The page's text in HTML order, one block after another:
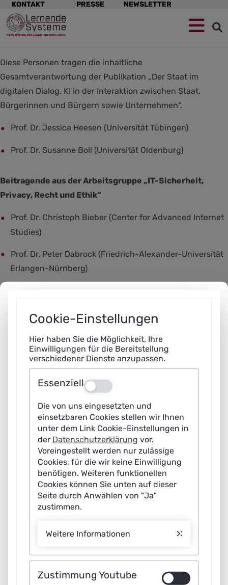
Zur
Navigation
springen
Zum
Hauptinhalt
springen
Zum
Footer
springen
Navigation
überspringen
KONTAKT PRESSE NEWSLETTER
Diese Personen tragen die inhaltliche
Gesamtverantwortung der Publikation „Der Staat im
digitalen Dialog. KI in der Interaktion zwischen Staat,
Bürgerinnen und Bürgern sowie Unternehmen“.
Prof. Dr. Jessica Heesen (Universität Tübingen)
Prof. Dr. Susanne Boll (Universität Oldenburg)
Beitragende aus der Arbeitsgruppe „IT-Sicherheit,
Privacy, Recht und Ethik“
Prof. Dr. Christoph Bieber (Center for Advanced Internet
Studies)
Prof. Dr. Peter Dabrock (Friedrich-Alexander-Universität
Erlangen-Nürnberg)
Prof. Dr. Dr. Frauke Rostalski (Universität zu Köln)
Prof. Dr. Judith Simon (Universität Hamburg, Deutscher
Ethikrat)
Beitragende aus der Arbeitsgruppe „Innovation,
Geschäftsmodelle und -prozesse“
Dr. Corina Apachiţe (Continental Automotive
Technologies GmbH)
Prof. Dr. Michael Dowling (Münchner Kreis)
Prof. Dr. Svenja Falk (Accenture Dienstleistungen GmbH)
Dr. Andreas Liebl (UnternehmerTUM GmbH, applied.AI)
Prof. Dr. Stefanie Schwaar (Hochschule für Technik und
Wirtschaft HTW Berlin)
Cookie-Einstellungen
Hier haben Sie die Möglichkeit, Ihre
Einwilligungen für die Bereitstellung
verschiedener Dienste anzupassen.
Essenziell Aus
Die von uns eingesetzten und
einsetzbaren Cookies stellen wir Ihnen
unter dem Link Cookie-Einstellungen in
der Datenschutzerklärung vor.
Voreingestellt werden nur zulässige
Cookies, für die wir keine Einwilligung
benötigen. Weiteren funktionellen
Cookies können Sie unten auf dieser
Seite durch Anwählen von "Ja"
zustimmen.
Weitere Informationen
Zustimmung Youtube